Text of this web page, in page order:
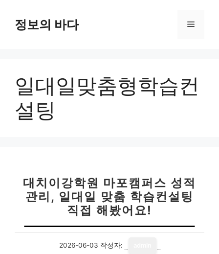
정보의 바다 메
일대일맞춤형학습컨
설팅
대치이강학원 마포캠퍼스 성적
관리, 일대일 맞춤 학습컨설팅
직접 해봤어요!
2026-06-03 작성자: